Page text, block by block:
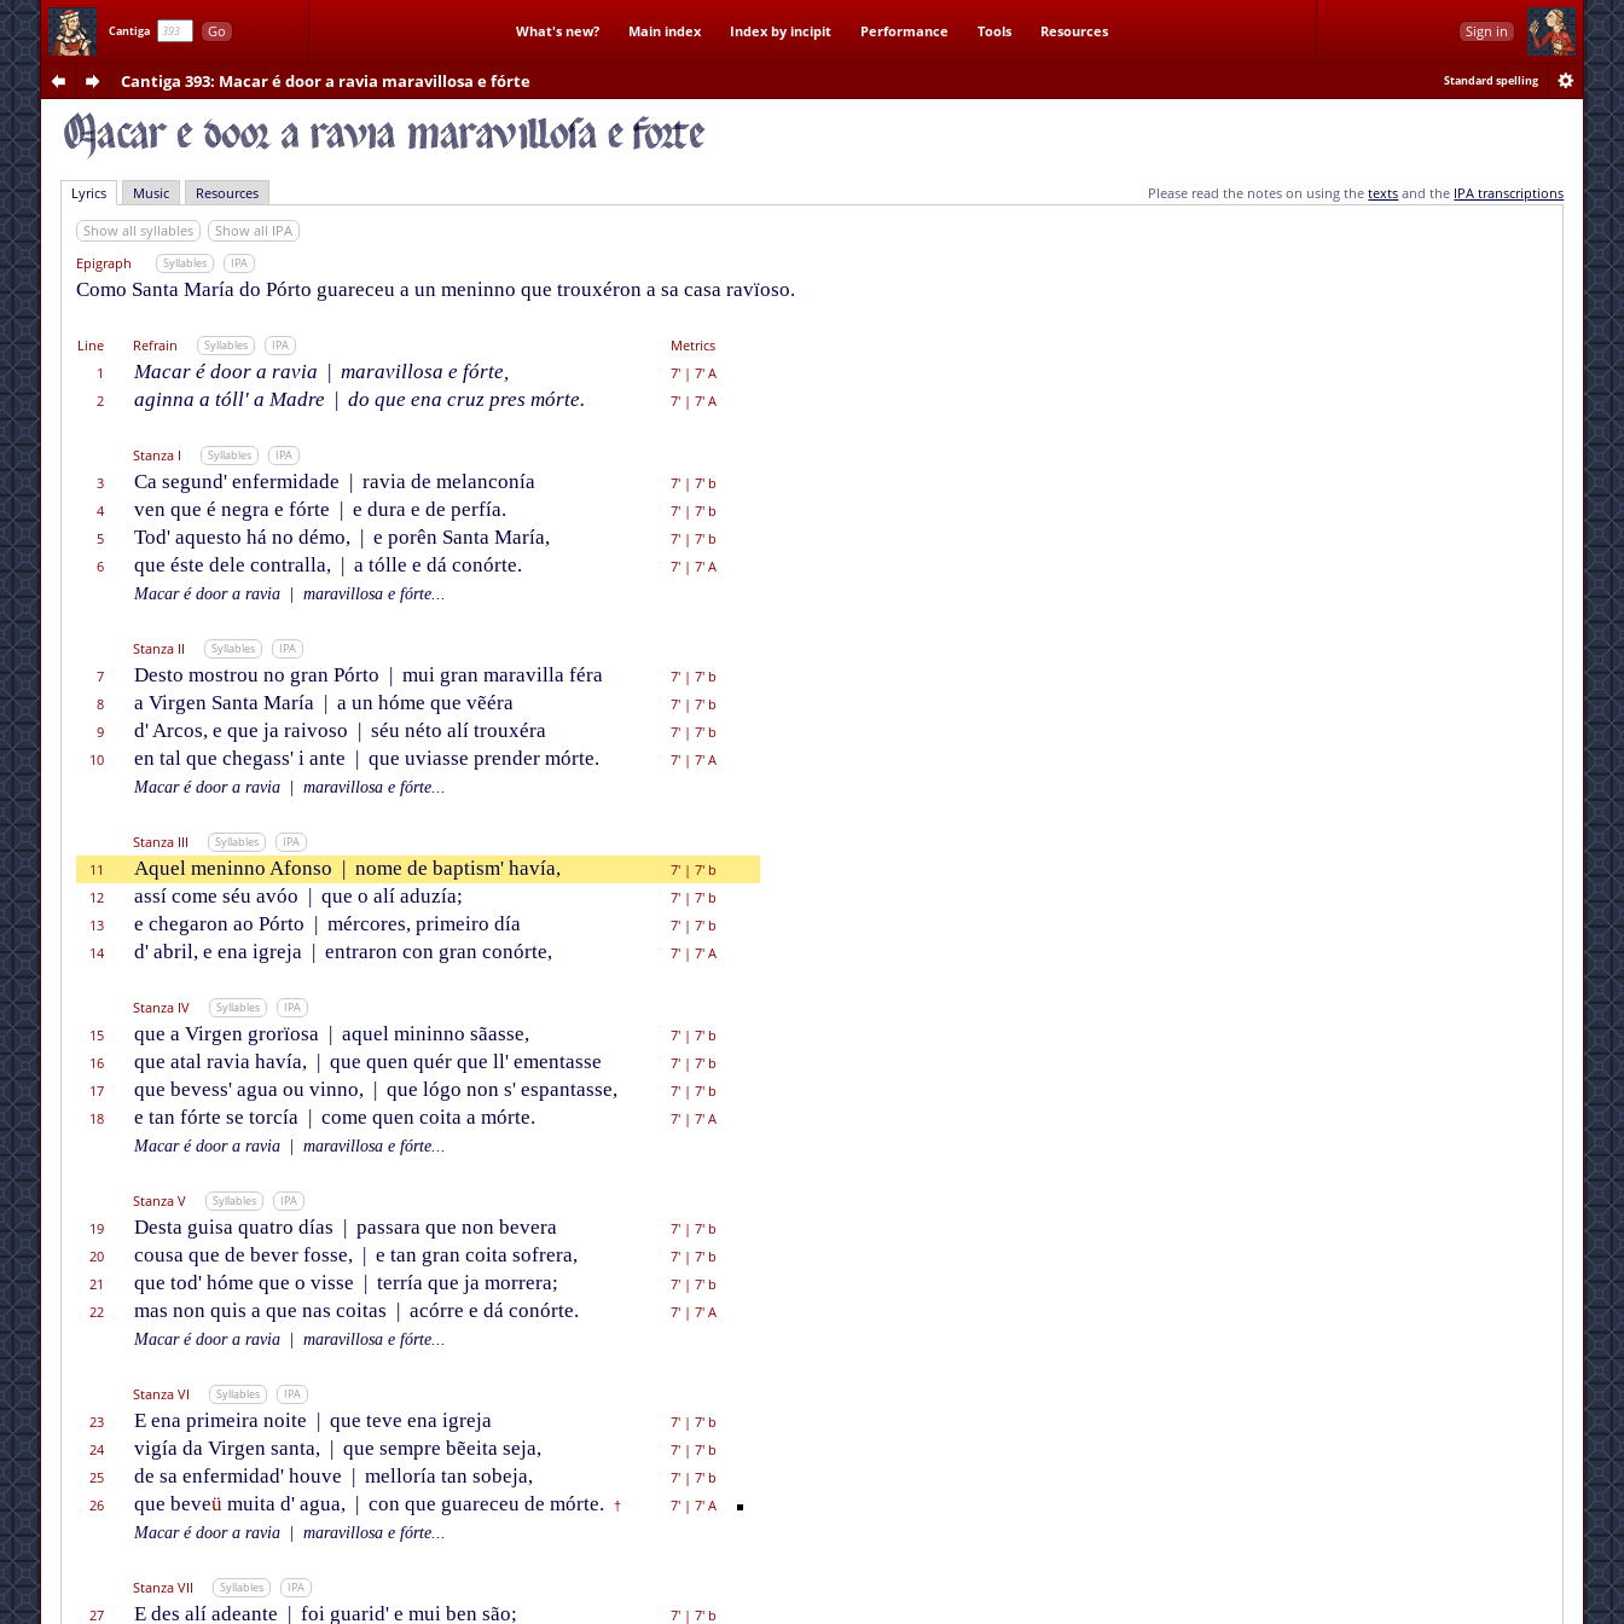
Cantiga Go What's new? Main index Index by incipit Performance Tools Resources Sign in
Cantiga 393: Macar é door a ravia maravillosa e fórte Standard spelling
Lyrics Music Resources Please read the notes on using thetexts and the IPA transcriptions
Show all syllables
Show all IPA
Epigraph
Syllables IPA
Como Santa María do Pórto guareceu a un meninno que trouxéron a sa casa ravïoso.
Line Refrain Syllables IPA
Metrics
1
Macar é door a ravia | maravillosa e fórte, 7'| 7' A
2
aginna a tóll' a Madre | do que ena cruz pres mórte. 7'| 7' A
Stanza I Syllables IPA
3 Ca segund' enfermidade | ravia de melanconía 7'| 7' b
4
ven que é negra e fórte | e dura e de perfía. 7'| 7' b
5
Tod' aquesto há no démo, | e porên Santa María, 7'| 7' b
6
que éste dele contralla, | a tólle e dá conórte. 7'| 7' A
Macar é door a ravia
maravillosa e fórte...
Stanza II Syllables IPA
7 Desto mostrou no gran Pórto | mui gran maravilla féra 7'| 7' b
8
a Virgen Santa María | a un hóme que vẽéra 7'| 7' b
9
d' Arcos, e que ja raivoso | séu néto alí trouxéra 7'| 7' b
10
en tal que chegass' i ante | que uviasse prender mórte. 7'| 7' A
Macar é door a ravia
maravillosa e fórte...
Stanza III Syllables IPA
11 Aquel meninno Afonso | nome de baptism' havía, 7'| 7' b
12
assí come séu avóo | que o alí aduzía; 7'| 7' b
13
e chegaron ao Pórto | mércores, primeiro día 7'| 7' b
14
d' abril, e ena igreja | entraron con gran conórte, 7'| 7' A
Stanza IV Syllables IPA
15 que a Virgen grorïosa | aquel mininno sãasse, 7'| 7' b
16
que atal ravia havía, | que quen quér que ll' ementasse 7'| 7' b
17
que bevess' agua ou vinno, | que lógo non s' espantasse, 7'| 7' b
18
e tan fórte se torcía | come quen coita a mórte. 7'| 7' A
Macar é door a ravia
maravillosa e fórte...
Stanza V Syllables IPA
19 Desta guisa quatro días | passara que non bevera 7'| 7' b
20
cousa que de bever fosse, | e tan gran coita sofrera, 7'| 7' b
21
que tod' hóme que o visse | terría que ja morrera; 7'| 7' b
22
mas non quis a que nas coitas | acórre e dá conórte. 7'| 7' A
Macar é door a ravia
maravillosa e fórte...
Stanza VI Syllables IPA
23 E ena primeira noite | que teve ena igreja 7'| 7' b
24
vigía da Virgen santa, | que sempre bẽeita seja, 7'| 7' b
25
de sa enfermidad' houve | melloría tan sobeja, 7'| 7' b
26
que beveü muita d' agua, | con que guareceu de mórte. † 7'| 7' A
Macar é door a ravia
maravillosa e fórte...
Stanza VII Syllables IPA
27 E des alí adeante | foi guarid' e mui ben são; 7'| 7' b